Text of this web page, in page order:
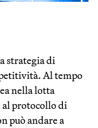
strategia di
Al tempo
nella lotta
al protocollo di
può andare a